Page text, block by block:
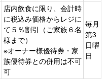
店内飲食に限り、会計時
に税込み価格からレジに
て５％割引（ご家族６名
様まで）
※オーナー様優待券・家
族優待券との併用は不可
可
毎月
第3
日曜
日